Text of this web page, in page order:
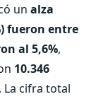
un alza
fueron entre
al 5,6%,
10.346
. La cifra total